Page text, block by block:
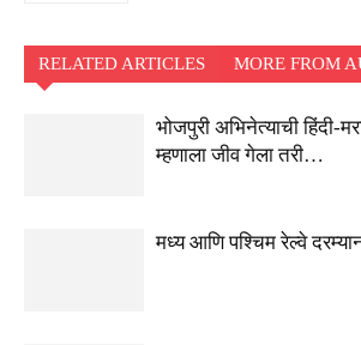
RELATED ARTICLES MORE FROM
भोजपुरी अभिनेत्याची हिंदी-
म्हणाला जीव गेला तरी…
मध्य आणि पश्चिम रेल्वे